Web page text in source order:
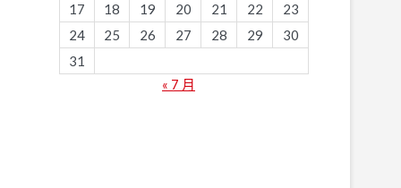
17
18 19 20 21 22
23
24
25 26 27 28 29
30
31
« 7 月